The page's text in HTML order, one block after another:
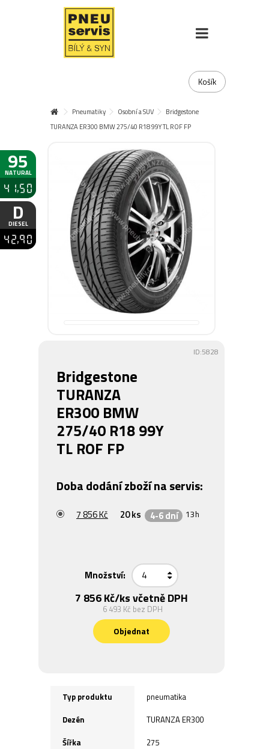
95
NATURAL
41,50
D
DIESEL
42,90
Košík
Pneumatiky Osobní a SUV
Bridgestone
TURANZA ER300 BMW 275/40 R18 99Y TL ROF FP
ID:5828
Bridgestone
TURANZA
ER300 BMW
275/40 R18 99Y
TL ROF FP
Doba dodání zboží na servis:
7 856 Kč 20 ks 4-6 dní 13h
Množství:
7 856 Kč/ks včetně DPH
6 493 Kč bez DPH
Objednat
Typ produktu
pneumatika
Dezén
TURANZA ER300
Šířka
275